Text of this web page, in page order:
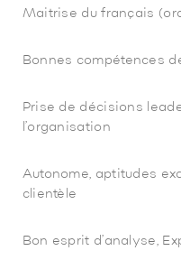
Maitrise du français
Bonnes compétences
Prise de décisions
l’organisation
Autonome, aptitudes
clientèle
Bon esprit d’analyse,